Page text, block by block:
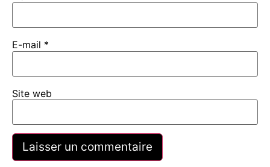
E-mail *
Site web